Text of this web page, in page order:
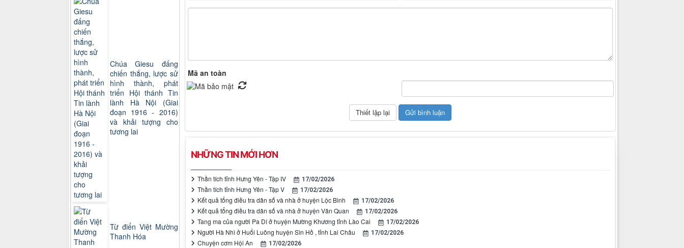
Mã an toàn
NHỮNG TIN MỚI HƠN
Thần tích tỉnh Hưng Yên - Tập IV 17/02/2026
Thần tích tỉnh Hưng Yên - Tập V 17/02/2026
Kết quả tổng điều tra dân số và nhà ở huyện Lộc Bình 17/02/2026
Kết quả tổng điều tra dân số và nhà ở huyện Văn Quan 17/02/2026
Tang ma của người Pa Dí ở huyện Mường Khương tỉnh Lào Cai 17/02/2026
Người Hà Nhì ở Huổi Luông huyện Sìn Hồ , tỉnh Lai Châu 17/02/2026
Chuyện cơm Hội An 17/02/2026
Chúa Giesu đấng
chiến thắng, lược sử
hình thành, phát
triển Hội thánh Tin
lành Hà Nội (Giai
đoạn 1916 - 2016)
và khải tượng cho
tương lai
Từ điển Việt Mường
Thanh Hóa